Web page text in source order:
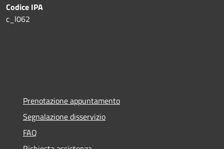
Codice IPA
c_l062
Prenotazione appuntamento
Segnalazione disservizio
FAQ